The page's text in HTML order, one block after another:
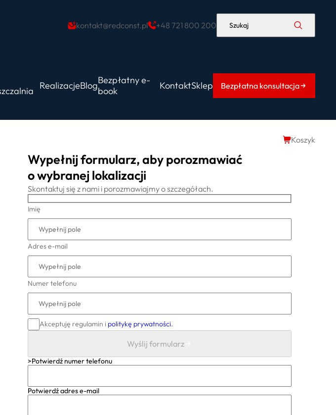
kontakt@redconst.pl +48 721 800 200 Szukaj
RealizacjeBlogBezpłatny e-
book
KontaktSklep Bezpłatna konsultacja
Koszyk
Wypełnij formularz, aby porozmawiać
o wybranej lokalizacji
Skontaktuj się z nami i porozmawiajmy o szczegółach.
Imię
Adres e-mail
Numer telefonu
Akceptuję regulamin i politykę prywatności.
Wyślij formularz
>Potwierdź numer telefonu
Potwierdź adres e-mail